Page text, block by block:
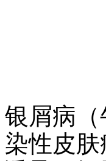
银屑病
染性皮